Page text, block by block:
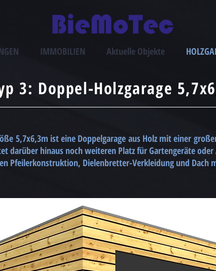
IMMOBILIEN Aktuelle Objekte
3: Doppel-Holzgarage
5,7x6,3m ist eine Doppelgarage aus Holz mit einer
darüber hinaus noch weiteren Platz für Gartengeräte oder
Pfeilerkonstruktion, Dielenbretter-Verkleidung und Dach